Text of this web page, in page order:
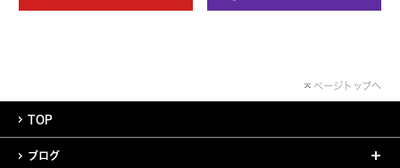
ページトップへ
TOP
ブログ